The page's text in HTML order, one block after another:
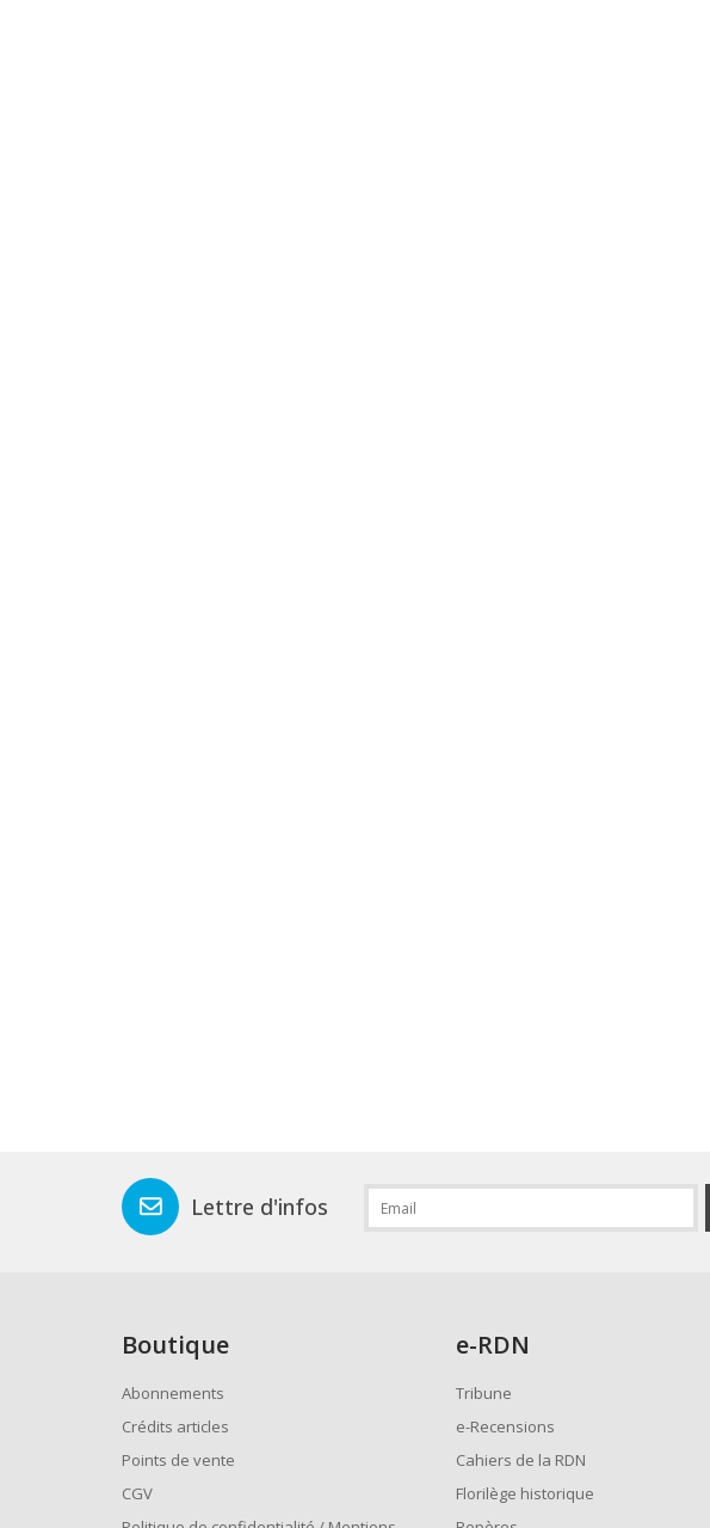
Lettre d'infos
Boutique
Abonnements
Crédits articles
Points de vente
CGV
e-RDN
Tribune
e-Recensions
Cahiers de la RDN
Florilège historique